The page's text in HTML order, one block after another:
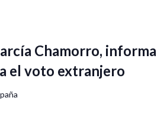
Chamorro, informa
el voto extranjero